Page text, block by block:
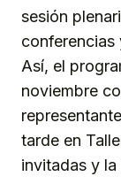
sesión
conferencias
Así, el
noviembre
tarde en
invitadas y